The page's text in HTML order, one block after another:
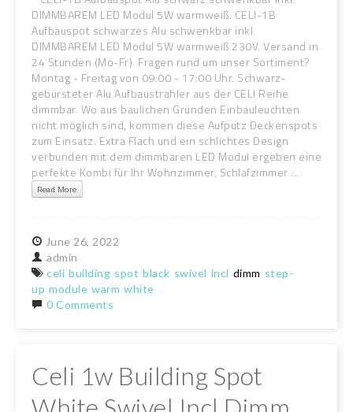
DIMMBAREM LED Modul 5W warmweiß. CELI-1B
Aufbauspot schwarzes Alu schwenkbar inkl.
DIMMBAREM LED Modul 5W warmweiß 230V. Versand in
24 Stunden (Mo-Fr). Fragen rund um unser Sortiment?
Montag - Freitag von 09:00 - 17:00 Uhr. Schwarz-
gebürsteter Alu Aufbaustrahler aus der CELI Reihe
dimmbar. Wo aus baulichen Gründen Einbauleuchten
nicht möglich sind, kommen diese Aufputz Deckenspots
zum Einsatz. Extra Flach und ein schlichtes Design
verbunden mit dem dimmbaren LED Modul ergeben eine
perfekte Kombi für Ihr Wohnzimmer, Schlafzimmer ...
Read More
June 26, 2022
admin
celi building spot black swivel incl dimm step-
up module warm white
0 Comments
Celi 1w Building Spot